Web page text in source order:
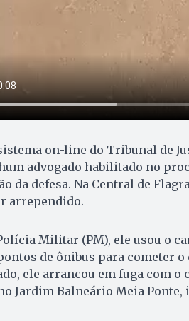
on-line do Tribunal de
advogado habilitado no
da defesa. Na Central de
arrependido.
Militar (PM), ele usou o
de ônibus para cometer o
ele arrancou em fuga com o
Jardim Balneário Meia Ponte,